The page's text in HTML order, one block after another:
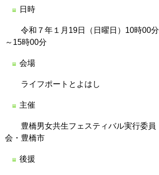
日時
令和７年１月19日（日曜日）10時00分
～15時00分
会場
ライフポートとよはし
主催
豊橋男女共生フェスティバル実行委員
会・豊橋市
後援